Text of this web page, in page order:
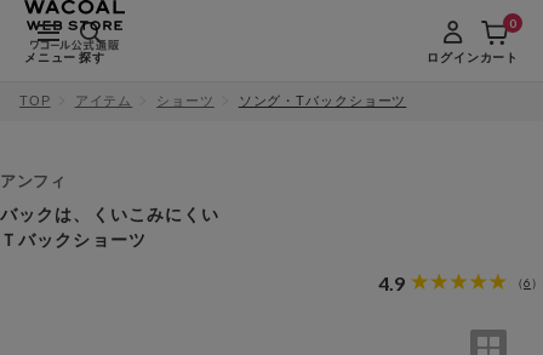
メニュー 探す ログインカート
0
TOP アイテム ショーツ ソング・Tバックショーツ
アンフィ
バックは、くいこみにくい
Ｔバックショーツ
4.9 （6 ）